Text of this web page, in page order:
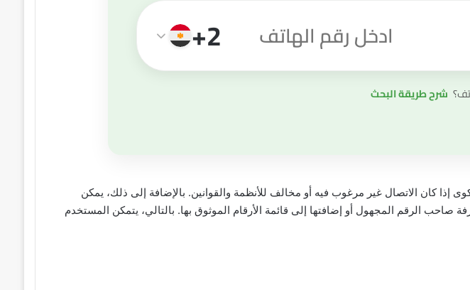
+2
شرح طريقة البحث
كان الاتصال غير مرغوب فيه أو مخالف للأنظمة والقوانين. بالإضافة إلى ذلك، يمكن
الرقم المجهول أو إضافتها إلى قائمة الأرقام الموثوق بها. بالتالي، يتمكن المستخدم